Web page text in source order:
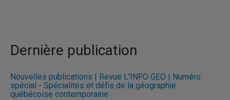
Dernière publication
Nouvelles publications | Revue L'INFO GÉO | Numéro
spécial - Spécialités et défis de la géographie
québécoise contemporaine